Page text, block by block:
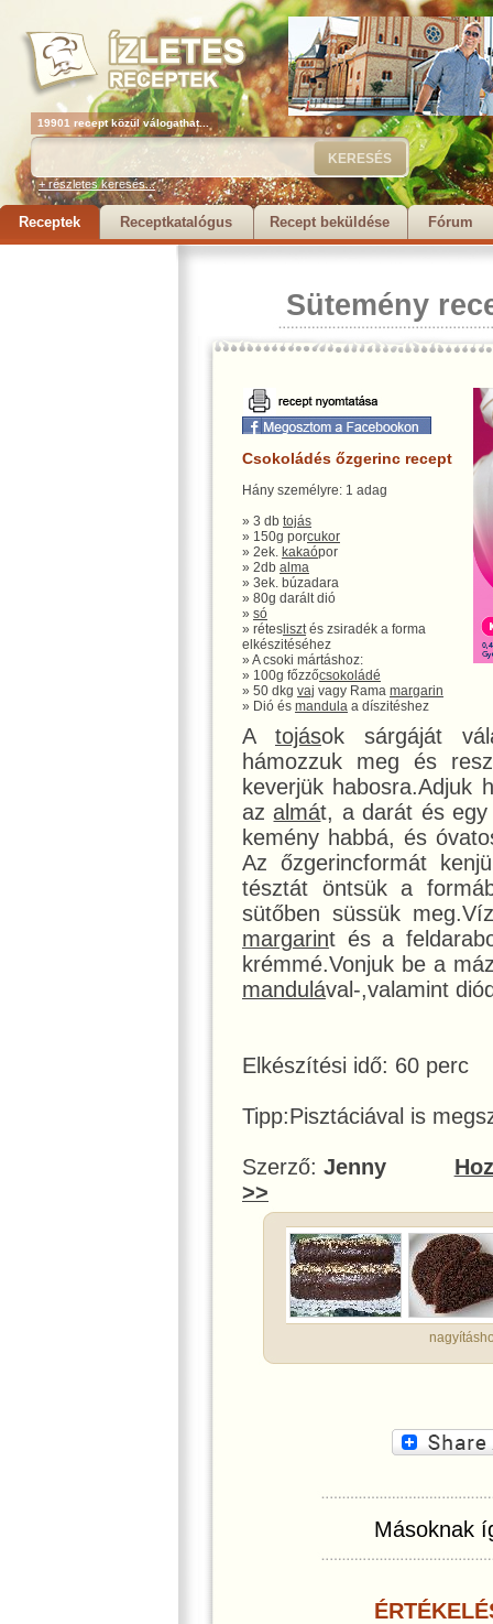
19901 recept közül válogathat...
+ részletes keresés...
Receptek Receptkatalógus Recept beküldése Fórum
Sütemény
Csokoládés őzgerinc recept
Hány személyre: 1 adag
» 3 db tojás
» 150g porcukor
» 2ek. kakaópor
» 2db alma
» 3ek. búzadara
» 80g darált dió
» só
» rétes lisztés zsiradék a forma
elkészitéséhez
» A csoki mártáshoz:
» 100g főzzőcsokoládé
» 50 dkg vaj vagy Rama margarin
» Dió és mandula a díszitéshez
A tojások sárgáját
hámozzuk meg és
keverjük habosra.Adjuk
azalmát, a darát és
kemény habbá, és
Az őzgerincformát
tésztát öntsük a
sütőben süssük
margarint és a
krémmé.Vonjuk be a
mandulával-,valamint
Elkészítési idő: 60 perc
Tipp:Pisztáciával is
Szerző:Jenny
>>
Másoknak